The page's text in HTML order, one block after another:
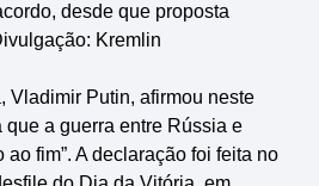
desde que proposta
Kremlin
Vladimir Putin, afirmou neste
a guerra entre Rússia e
ao fim”. A declaração foi feita no